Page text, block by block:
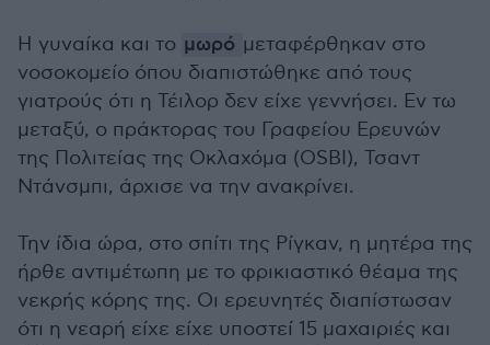
Η γυναίκα και το μωρό μεταφέρθηκαν στο
νοσοκομείο όπου διαπιστώθηκε από τους
γιατρούς ότι η Τέιλορ δεν είχε γεννήσει. Εν τω
μεταξύ, ο πράκτορας του Γραφείου Ερευνών
της Πολιτείας της Οκλαχόμα (OSBI), Τσαντ
Ντάνσμπι, άρχισε να την ανακρίνει.
Την ίδια ώρα, στο σπίτι της Ρίγκαν, η μητέρα της
ήρθε αντιμέτωπη με το φρικιαστικό θέαμα της
νεκρής κόρης της. Οι ερευνητές διαπίστωσαν
ότι η νεαρή είχε είχε υποστεί 15 μαχαιριές και